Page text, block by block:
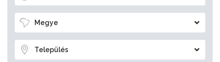
Megye
Település